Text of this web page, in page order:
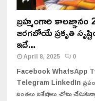
బ్రహ్మంగారి కాలజ్ఞానం
జరగబోయే ప్రకృతి
ఇదే...
April 8, 2025 0
Facebook WhatsApp
Telegram LinkedIn
వింతలు విశేషాలు చోటు